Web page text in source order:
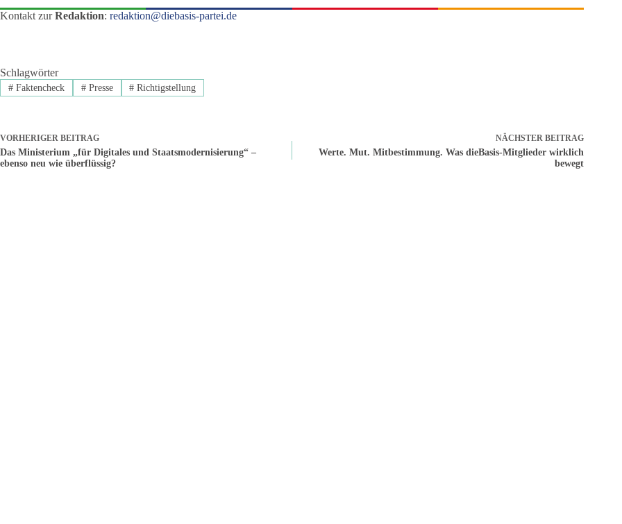
Kontakt zurRedaktion: redaktion@diebasis-partei.de
Schlagwörter
#Faktencheck #Presse # Richtigstellung
VORHERIGER BEITRAG
Das Ministerium „für Digitales und Staatsmodernisierung“ –
ebenso neu wie überflüssig?
NÄCHSTER BEITRAG
Werte. Mut. Mitbestimmung. Was dieBasis‑Mitglieder wirklich
bewegt